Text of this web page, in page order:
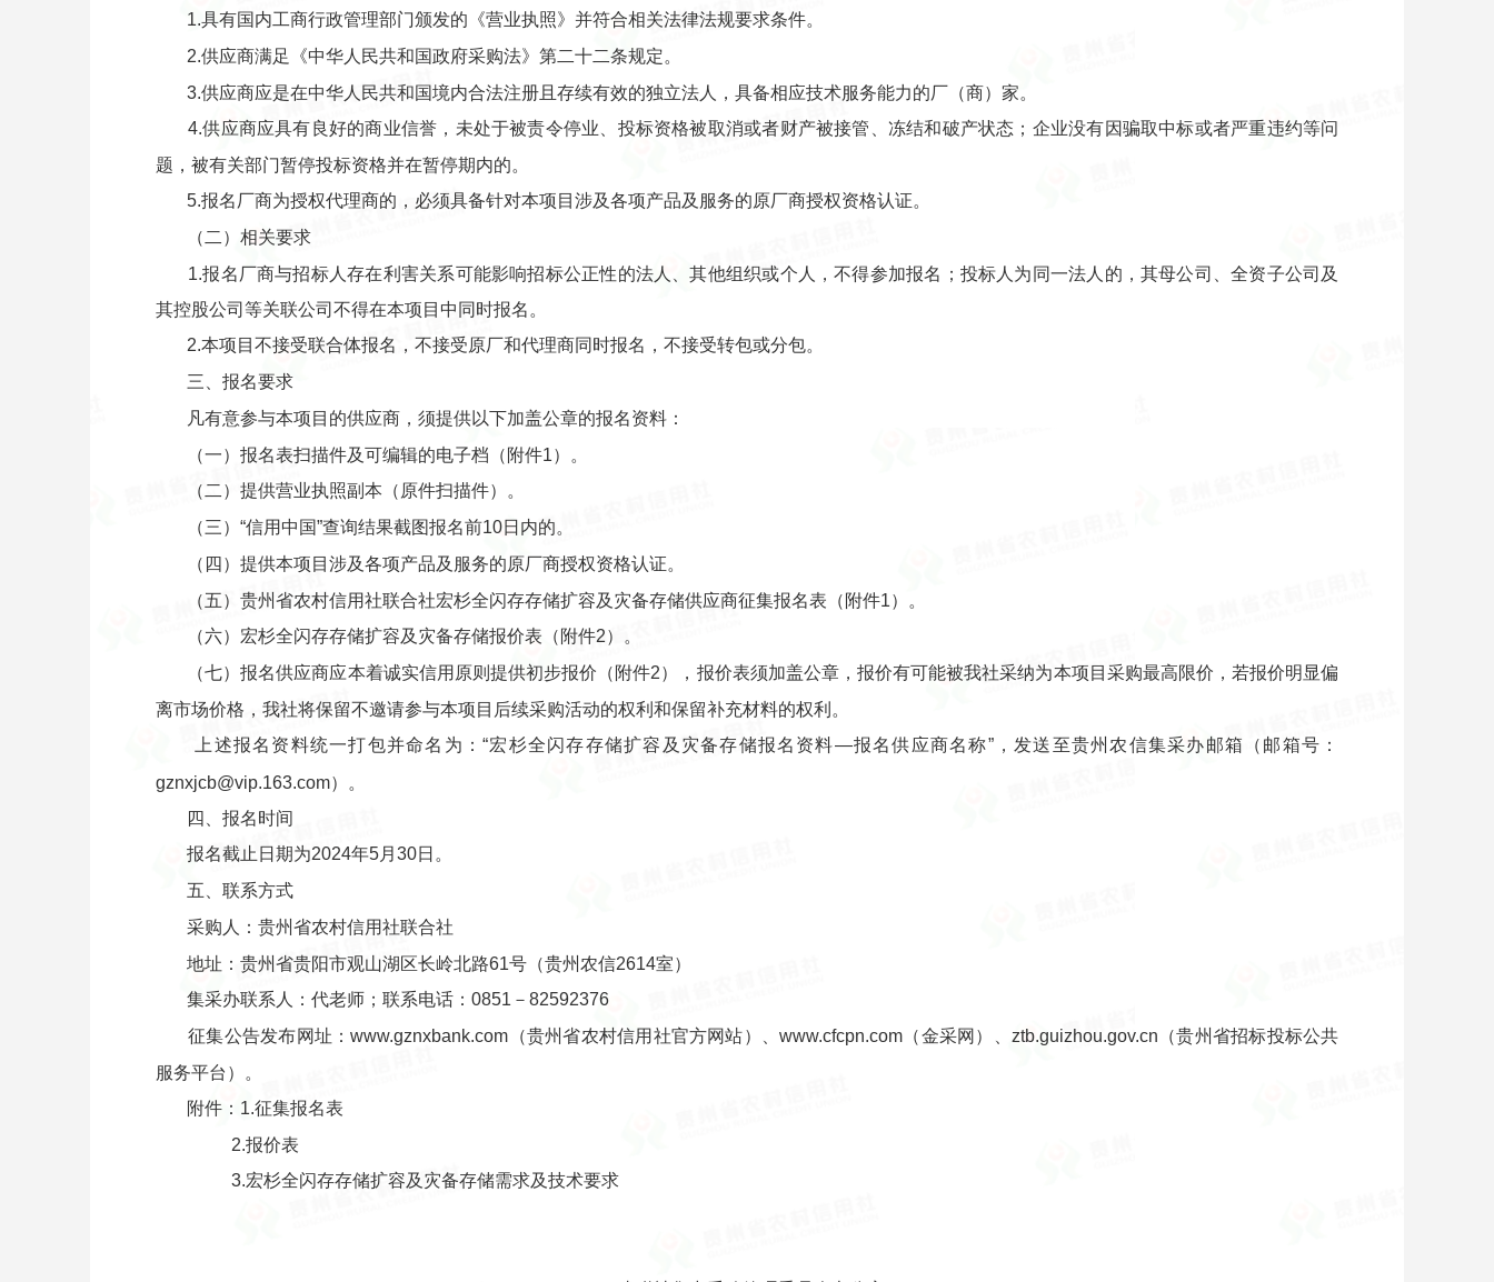
1.具有国内工商行政管理部门颁发的《营业执照》并符合相关法律法规要求条件。
2.供应商满足《中华人民共和国政府采购法》第二十二条规定。
3.供应商应是在中华人民共和国境内合法注册且存续有效的独立法人，具备相应技术服务能力的厂（商）家。
4.供应商应具有良好的商业信誉，未处于被责令停业、投标资格被取消或者财产被接管、冻结和破产状态；企业没有因骗取中标或者严重违约等问
题，被有关部门暂停投标资格并在暂停期内的。
5.报名厂商为授权代理商的，必须具备针对本项目涉及各项产品及服务的原厂商授权资格认证。
（二）相关要求
1.报名厂商与招标人存在利害关系可能影响招标公正性的法人、其他组织或个人，不得参加报名；投标人为同一法人的，其母公司、全资子公司及
其控股公司等关联公司不得在本项目中同时报名。
2.本项目不接受联合体报名，不接受原厂和代理商同时报名，不接受转包或分包。
三、报名要求
凡有意参与本项目的供应商，须提供以下加盖公章的报名资料：
（一）报名表扫描件及可编辑的电子档（附件1）。
（二）提供营业执照副本（原件扫描件）。
（三）“信用中国”查询结果截图报名前10日内的。
（四）提供本项目涉及各项产品及服务的原厂商授权资格认证。
（五）贵州省农村信用社联合社宏杉全闪存存储扩容及灾备存储供应商征集报名表（附件1）。
（六）宏杉全闪存存储扩容及灾备存储报价表（附件2）。
（七）报名供应商应本着诚实信用原则提供初步报价（附件2），报价表须加盖公章，报价有可能被我社采纳为本项目采购最高限价，若报价明显偏
离市场价格，我社将保留不邀请参与本项目后续采购活动的权利和保留补充材料的权利。
上述报名资料统一打包并命名为：“宏杉全闪存存储扩容及灾备存储报名资料—报名供应商名称”，发送至贵州农信集采办邮箱（邮箱号：
gznxjcb@vip.163.com）。
四、报名时间
报名截止日期为2024年5月30日。
五、联系方式
采购人：贵州省农村信用社联合社
地址：贵州省贵阳市观山湖区长岭北路61号（贵州农信2614室）
集采办联系人：代老师；联系电话：0851－82592376
征集公告发布网址：www.gznxbank.com（贵州省农村信用社官方网站）、www.cfcpn.com（金采网）、ztb.guizhou.gov.cn（贵州省招标投标公共
服务平台）。
附件：1.征集报名表
2.报价表
3.宏杉全闪存存储扩容及灾备存储需求及技术要求